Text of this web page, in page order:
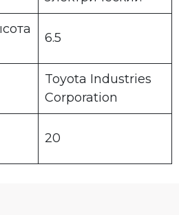
6.5
Toyota Industries
Corporation
20